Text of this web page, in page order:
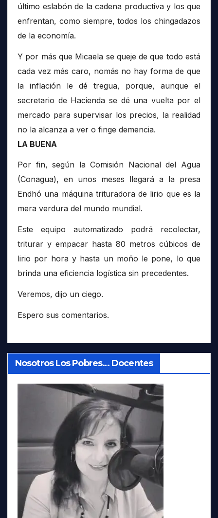
último eslabón de la cadena productiva y los que
enfrentan, como siempre, todos los chingadazos
de la economía.
Y por más que Micaela se queje de que todo está
cada vez más caro, nomás no hay forma de que
la inflación le dé tregua, porque, aunque el
secretario de Hacienda se dé una vuelta por el
mercado para supervisar los precios, la realidad
no la alcanza a ver o finge demencia.
LA BUENA
Por fin, según la Comisión Nacional del Agua
(Conagua), en unos meses llegará a la presa
Endhó una máquina trituradora de lirio que es la
mera verdura del mundo mundial.
Este equipo automatizado podrá recolectar,
triturar y empacar hasta 80 metros cúbicos de
lirio por hora y hasta un moño le pone, lo que
brinda una eficiencia logística sin precedentes.
Veremos, dijo un ciego.
Espero sus comentarios.
Nosotros Los Pobres… Docentes